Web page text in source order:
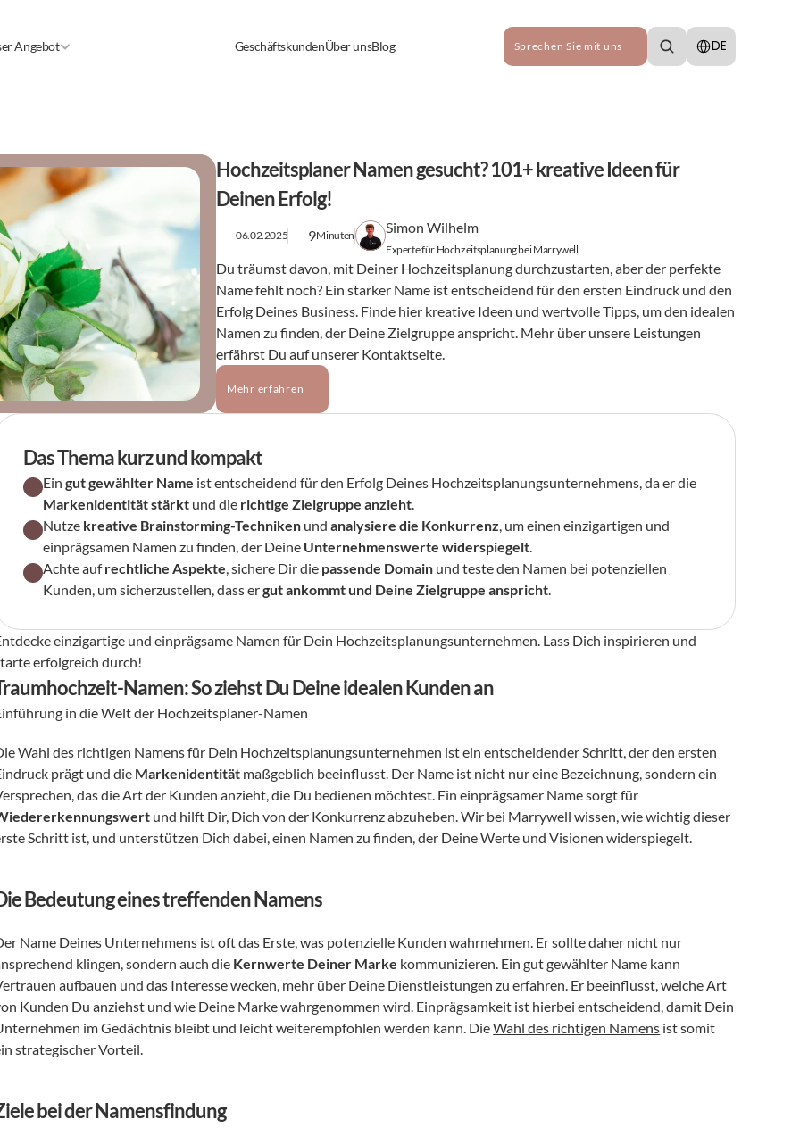
Angebot GeschäftskundenÜber unsBlog Sprechen Sie mit uns
Select Language
DE
Hochzeitsplaner Namen gesucht? 101+ kreative Ideen für
Deinen Erfolg!
06.02.2025 9Minuten Simon Wilhelm
Experte für Hochzeitsplanung bei Marrywell
Du träumst davon, mit Deiner Hochzeitsplanung durchzustarten, aber der perfekte
Name fehlt noch? Ein starker Name ist entscheidend für den ersten Eindruck und den
Erfolg Deines Business. Finde hier kreative Ideen und wertvolle Tipps, um den idealen
Namen zu finden, der Deine Zielgruppe anspricht. Mehr über unsere Leistungen
erfährst Du auf unserer Kontaktseite.
Mehr erfahren
Das Thema kurz und kompakt
Ein gut gewählter Name
Markenidentität stärkt und die richtige Zielgruppe anzieht.
Nutze kreative Brainstorming-Techniken und analysiere die Konkurrenz, um einen einzigartigen und
einprägsamen Namen zu finden, der Deine Unternehmenswerte widerspiegelt.
Achte auf rechtliche Aspekte, sichere Dir die passende Domain und teste den Namen bei potenziellen
Kunden, um sicherzustellen, dass er gut ankommt und Deine Zielgruppe anspricht.
einzigartige und einprägsame Namen für Dein Hochzeitsplanungsunternehmen. Lass Dich inspirieren und
erfolgreich durch!
Namen: So ziehst Du Deine idealen Kunden an
in die Welt der Hochzeitsplaner-Namen
Wahl des richtigen Namens für Dein Hochzeitsplanungsunternehmen ist ein entscheidender Schritt, der den ersten
prägt und die Markenidentität maßgeblich beeinflusst. Der Name ist nicht nur eine Bezeichnung, sondern ein
und hilft Dir, Dich von der Konkurrenz abzuheben. Wir bei Marrywell wissen, wie wichtig dieser
Schritt ist, und unterstützen Dich dabei, einen Namen zu finden, der Deine Werte und Visionen widerspiegelt.
Bedeutung eines treffenden Namens
Name Deines Unternehmens ist oft das Erste, was potenzielle Kunden wahrnehmen. Er sollte daher nicht nur
klingen, sondern auch die Kernwerte Deiner Marke kommunizieren. Ein gut gewählter Name kann
aufbauen und das Interesse wecken, mehr über Deine Dienstleistungen zu erfahren. Er beeinflusst, welche Art
Kunden Du anziehst und wie Deine Marke wahrgenommen wird. Einprägsamkeit ist hierbei entscheidend, damit Dein
im Gedächtnis bleibt und leicht weiterempfohlen werden kann. Die Wahl des richtigen Namens ist somit
strategischer Vorteil.
bei der Namensfindung